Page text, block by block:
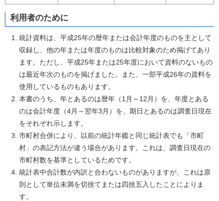
利用者のために
統計資料は、平成25年の暦年または会計年度のものを主として
収録し、他の年または年度のものは比較対象のため掲げてあり
ます。ただし、平成25年または25年度において資料のないもの
は最近年次のものを掲げました。また、一部平成26年の資料を
使用しているものもあります。
本書のうち、年とあるのは暦年（1月～12月）を、年度とある
のは会計年度（4月～翌年3月）を、期日とあるのは調査日現在
をそれぞれ示します。
市町村合併により、以前の統計年鑑と同じ統計表でも「市町
村」の表記方法が違う場合があります。これは、調査日現在の
市町村数を基準としているためです。
統計表中合計数が内訳と合わないものがありますが、これは原
則として単位未満を切捨てまたは四捨五入したことによりま
す。